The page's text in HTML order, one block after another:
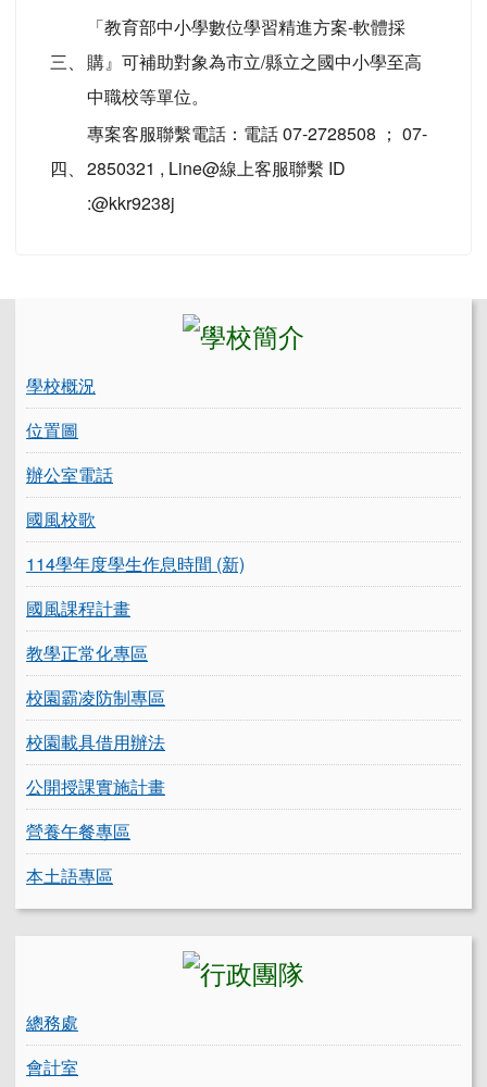
三、
「教育部中小學數位學習精進方案-軟體採
購』可補助對象為市立/縣立之國中小學至高
中職校等單位。
四、
專案客服聯繫電話：電話 07-2728508 ； 07-
2850321 , Line@線上客服聯繫 ID
:@kkr9238j
學校概況
位置圖
辦公室電話
國風校歌
114學年度學生作息時間 (新)
國風課程計畫
教學正常化專區
校園霸凌防制專區
校園載具借用辦法
公開授課實施計畫
營養午餐專區
本土語專區
總務處
會計室